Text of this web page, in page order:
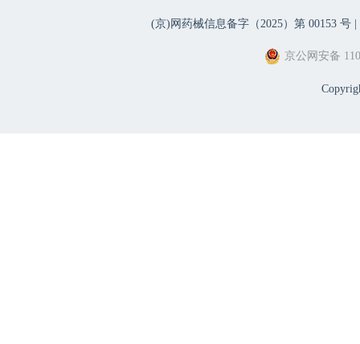
(京)网药械信息备字（2025）第 00153 号 |
京公网安备